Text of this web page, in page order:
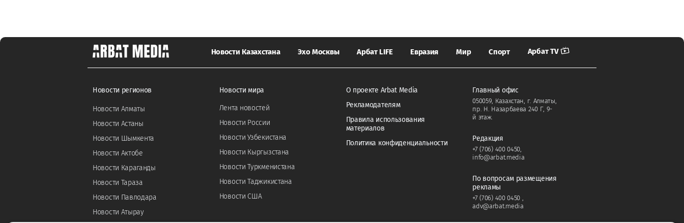
Новости Казахстана Эхо Москвы Арбат LIFE Евразия Мир Спорт Арбат TV
Новости регионов
Новости Алматы
Новости Астаны
Новости Шымкента
Новости Актобе
Новости Караганды
Новости Тараза
Новости Павлодара
Новости Атырау
Новости мира
Лента новостей
Новости России
Новости Узбекистана
Новости Кыргызстана
Новости Туркменистана
Новости Таджикистана
Новости США
О проекте Arbat Media
Рекламодателям
Правила использования
материалов
Политика конфиденциальности
Главный офис
050059, Казахстан, г. Алматы,
пр. Н. Назарбаева 240 Г, 9-
й этаж.
Редакция
+7 (706) 400 0450
info@arbat.media
По вопросам размещения
рекламы
+7 (706) 400 0450
adv@arbat.media